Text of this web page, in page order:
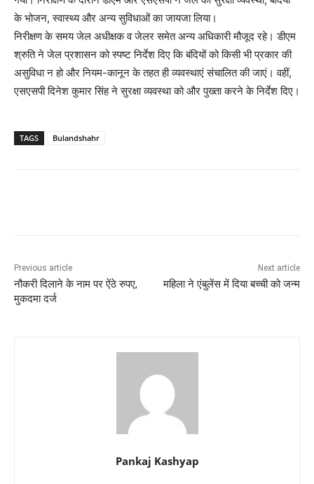
के भोजन, स्वास्थ्य और अन्य सुविधाओं का जायजा लिया।
निरीक्षण के समय जेल अधीक्षक व जेलर समेत अन्य अधिकारी मौजूद रहे। डीएम
श्रुति ने जेल प्रशासन को स्पष्ट निर्देश दिए कि बंदियों को किसी भी प्रकार की
असुविधा न हो और नियम-कानून के तहत ही व्यवस्थाएं संचालित की जाएं। वहीं,
एसएसपी दिनेश कुमार सिंह ने सुरक्षा व्यवस्था को और पुख्ता करने के निर्देश दिए।
TAGS Bulandshahr
Previous article
नौकरी दिलाने के नाम पर ऐंठे रुपए,
मुकदमा दर्ज
Next article
महिला ने एंबुलेंस में दिया बच्ची को जन्म
Pankaj Kashyap